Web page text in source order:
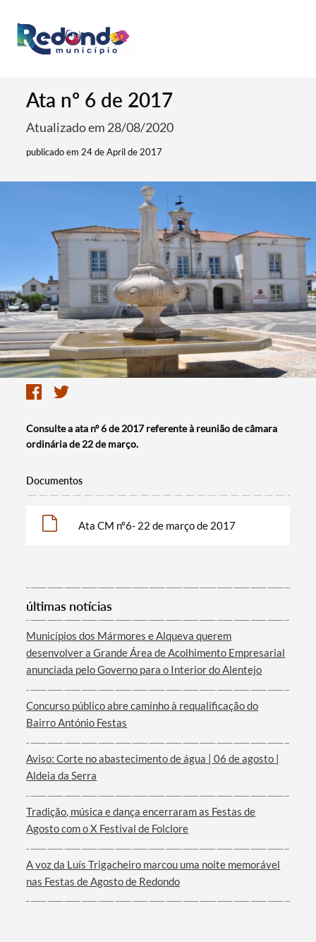
Termo de Pesquisa
Filtros
Ata nº 6 de 2017
Atualizado em 28/08/2020
publicado em 24 de April de 2017
Consulte a ata nº 6 de 2017 referente à reunião de câmara
ordinária de 22 de março.
Documentos
Ata CM nº6- 22 de março de 2017
últimas notícias
Municípios dos Mármores e Alqueva querem
desenvolver a Grande Área de Acolhimento Empresarial
anunciada pelo Governo para o Interior do Alentejo
Concurso público abre caminho à requalificação do
Bairro António Festas
Aviso: Corte no abastecimento de água | 06 de agosto |
Aldeia da Serra
Tradição, música e dança encerraram as Festas de
Agosto com o X Festival de Folclore
A voz da Luís Trigacheiro marcou uma noite memorável
nas Festas de Agosto de Redondo